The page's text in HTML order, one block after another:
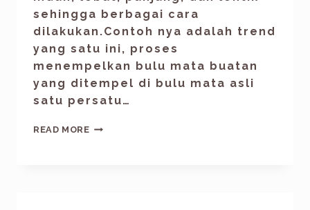
sehingga berbagai cara
dilakukan.Contoh nya adalah trend
yang satu ini, proses
menempelkan bulu mata buatan
yang ditempel di bulu mata asli
satu persatu…
READ MORE